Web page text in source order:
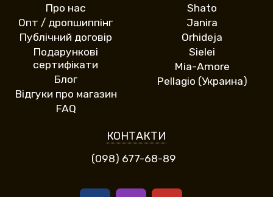
Про нас
Опт / дропшиппінг
Публічний договір
Подарункові
сертифікати
Блог
Відгуки про магазин
FAQ
Shato
Janira
Orhideja
Sielei
Mia-Amore
Pellagio (Украина)
КОНТАКТИ
(098) 677-68-89